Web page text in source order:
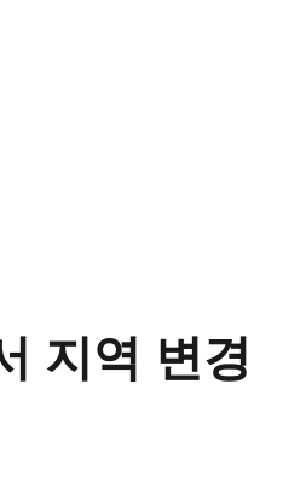
지역 변경